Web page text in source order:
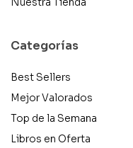
Categorías
Best Sellers
Mejor Valorados
Top de la Semana
Libros en Oferta